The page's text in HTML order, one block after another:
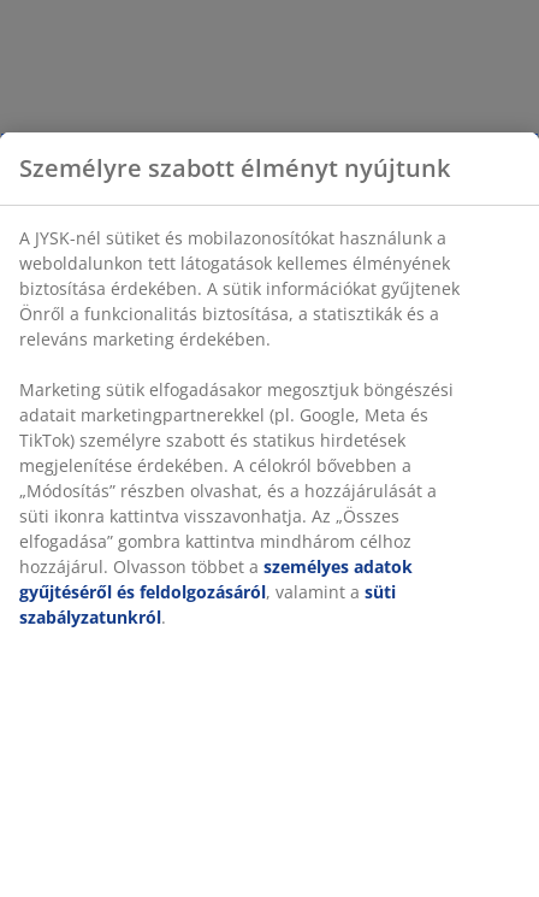
Személyre szabott élményt nyújtunk
A JYSK-nél sütiket és mobilazonosítókat használunk a
weboldalunkon tett látogatások kellemes élményének
biztosítása érdekében. A sütik információkat gyűjtenek
Önről a funkcionalitás biztosítása, a statisztikák és a
releváns marketing érdekében.
Marketing sütik elfogadásakor megosztjuk böngészési
adatait marketingpartnerekkel (pl. Google, Meta és
TikTok) személyre szabott és statikus hirdetések
megjelenítése érdekében. A célokról bővebben a
„Módosítás” részben olvashat, és a hozzájárulását a
süti ikonra kattintva visszavonhatja. Az „Összes
elfogadása” gombra kattintva mindhárom célhoz
hozzájárul. Olvasson többet a személyes adatok
gyűjtéséről és feldolgozásáról, valamint a süti
szabályzatunkról.